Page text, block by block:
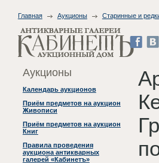
Главная Аукционы Старинные и
Аукционы
Календарь аукционов
Приём предметов на аукцион
Живописи
Приём предметов на аукцион
Книг
Правила проведения
аукциона антикварных
галерей «Кабинетъ»